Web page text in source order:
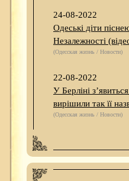
24-08-2022
Одеські діти
Незалежності
(Одесская жизнь / Новости)
22-08-2022
У Берліні
вирішили так її
(Одесская жизнь / Новости)